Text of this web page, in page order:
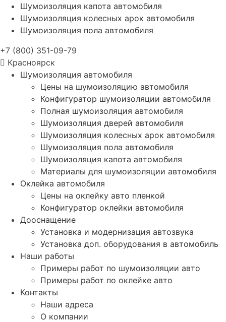
Шумоизоляция капота автомобиля
Шумоизоляция колесных арок автомобиля
Шумоизоляция пола автомобиля
+7 (800) 351-09-79
Красноярск
Шумоизоляция автомобиля
Цены на шумоизоляцию автомобиля
Конфигуратор шумоизоляции автомобиля
Полная шумоизоляция автомобиля
Шумоизоляция дверей автомобиля
Шумоизоляция колесных арок автомобиля
Шумоизоляция пола автомобиля
Шумоизоляция капота автомобиля
Материалы для шумоизоляции автомобиля
Оклейка автомобиля
Цены на оклейку авто пленкой
Конфигуратор оклейки автомобиля
Дооснащение
Установка и модернизация автозвука
Установка доп. оборудования в автомобиль
Наши работы
Примеры работ по шумоизоляции авто
Примеры работ по оклейке авто
Контакты
Наши адреса
О компании